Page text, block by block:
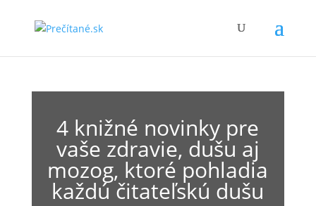
4 knižné novinky pre
vaše zdravie, dušu aj
mozog, ktoré pohladia
každú čitateľskú dušu